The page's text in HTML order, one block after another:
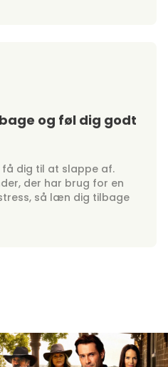
og føl dig godt
dig til at slappe af.
der har brug for en
så læn dig tilbage